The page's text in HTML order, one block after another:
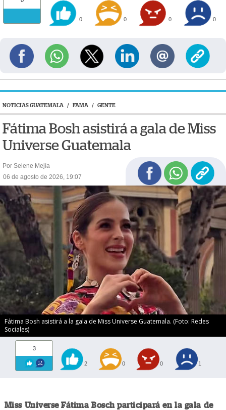
0 0 0 0
NOTICIAS GUATEMALA / FAMA / GENTE
Fátima Bosh asistirá a gala de Miss
Universe Guatemala
Por Selene Mejía
06 de agosto de 2026, 19:07
Fátima Bosh asistirá a la gala de Miss Universe Guatemala. (Foto: Redes
Sociales)
3
2 0 0 1
Miss Universe Fátima Bosch participará en la gala de